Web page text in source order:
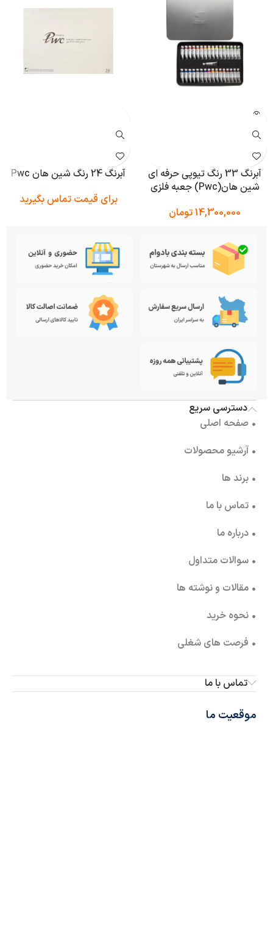
آبرنگ 33 رنگ تیوپی حرفه ای
شین هان(Pwc) جعبه فلزی
14,300,000تومان
آبرنگ 24 رنگ شین هان Pwc
برای قیمت تماس بگیرید
دسترسی سریع
• صفحه اصلی
• آرشیو محصولات
• برند ها
• تماس با ما
• درباره ما
• سوالات متداول
• مقالات و نوشته ها
• نحوه خرید
• فرصت های شغلی
تماس با ما
موقعیت ما